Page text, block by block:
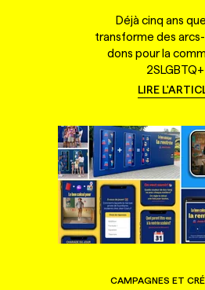
Déjà cinq ans
transforme des
dons pour la
2SLGBTQ+
LIRE
CAMPAGNES ET